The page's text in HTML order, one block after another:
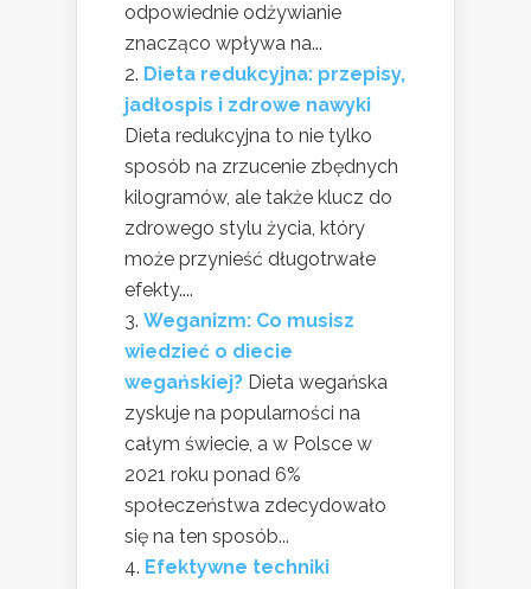
odpowiednie odżywianie
znacząco wpływa na...
Dieta redukcyjna: przepisy,
jadłospis i zdrowe nawyki
Dieta redukcyjna to nie tylko
sposób na zrzucenie zbędnych
kilogramów, ale także klucz do
zdrowego stylu życia, który
może przynieść długotrwałe
efekty....
Weganizm: Co musisz
wiedzieć o diecie
wegańskiej? Dieta wegańska
zyskuje na popularności na
całym świecie, a w Polsce w
2021 roku ponad 6%
społeczeństwa zdecydowało
się na ten sposób...
Efektywne techniki